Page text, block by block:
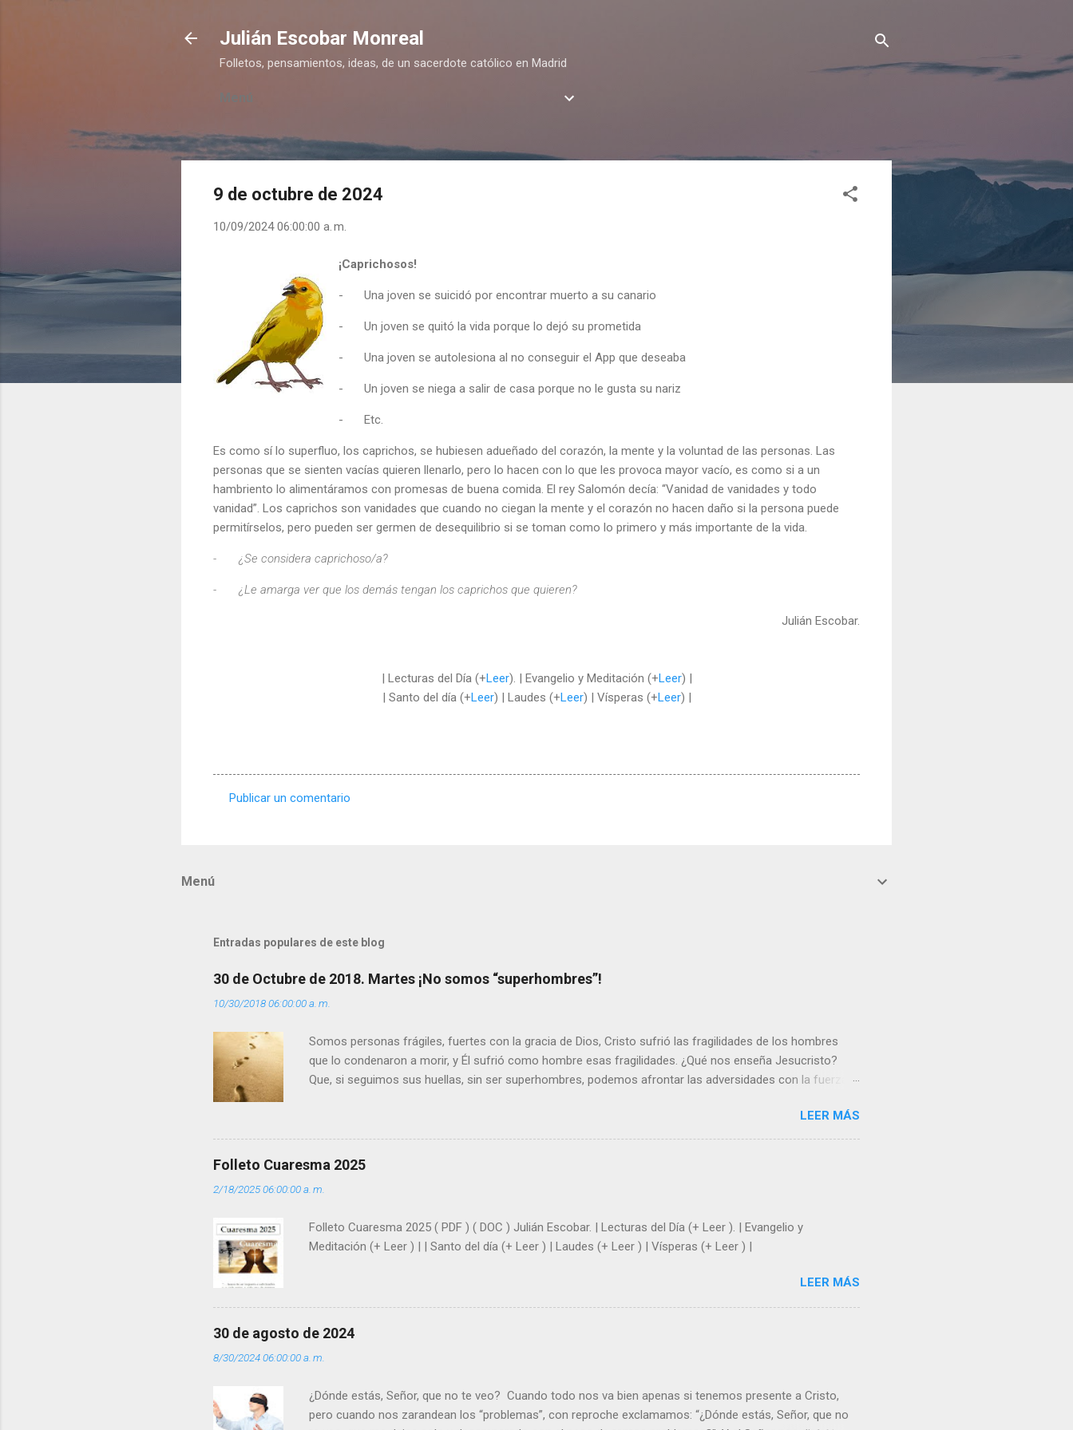
Julián Escobar Monreal
Folletos, pensamientos, ideas, de un sacerdote católico en Madrid
Menú
9 de octubre de 2024
10/09/2024 06:00:00 a. m.
¡Caprichosos!
- Una joven se suicidó por encontrar muerto a su canario
- Un joven se quitó la vida porque lo dejó su prometida
- Una joven se autolesiona al no conseguir el App que deseaba
- Un joven se niega a salir de casa porque no le gusta su nariz
- Etc.
Es como sí lo superfluo, los caprichos, se hubiesen adueñado del corazón, la mente y la voluntad de las personas. Las
personas que se sienten vacías quieren llenarlo, pero lo hacen con lo que les provoca mayor vacío, es como si a un
hambriento lo alimentáramos con promesas de buena comida. El rey Salomón decía: “Vanidad de vanidades y todo
vanidad”. Los caprichos son vanidades que cuando no ciegan la mente y el corazón no hacen daño si la persona puede
permitírselos, pero pueden ser germen de desequilibrio si se toman como lo primero y más importante de la vida.
- ¿Se considera caprichoso/a?
- ¿Le amarga ver que los demás tengan los caprichos que quieren?
Julián Escobar.
| Lecturas del Día (+Leer). | Evangelio y Meditación (+Leer) |
| Santo del día (+Leer) | Laudes (+Leer) | Vísperas (+Leer) |
a
Publicar un comentario
Menú
Entradas populares de este blog
30 de Octubre de 2018. Martes ¡No somos “superhombres”!
10/30/2018 06:00:00 a. m.
Somos personas frágiles, fuertes con la gracia de Dios, Cristo sufrió las fragilidades de los hombres
que lo condenaron a morir, y Él sufrió como hombre esas fragilidades. ¿Qué nos enseña Jesucristo?
Que, si seguimos sus huellas, sin ser superhombres, podemos afrontar las adversidades con la fuerza y
que los demás se sientan acompañados y protegidos por nosotros. “ Señor, soy un árbol sin frutos,
pero tú me das la savia para que al menos mis ramas y hojas den sombra en los días del sol abrasador
”. - ¿Te sientes super hombre? - ¿Superas tu fragilidad con la gracia de Dios? Julián Escobar. | Lecturas
(+ Leer ) |
LEER MÁS
Folleto Cuaresma 2025
2/18/2025 06:00:00 a. m.
Folleto Cuaresma 2025 ( PDF ) ( DOC ) Julián Escobar. | Lecturas del Día (+ Leer ). | Evangelio y
Meditación (+ Leer ) | | Santo del día (+ Leer ) | Laudes (+ Leer ) | Vísperas (+ Leer ) |
LEER MÁS
30 de agosto de 2024
8/30/2024 06:00:00 a. m.
¿Dónde estás, Señor, que no te veo? Cuando todo nos va bien apenas si tenemos presente a Cristo,
pero cuando nos zarandean los “problemas”, con reproche exclamamos: “¿Dónde estás, Señor, que no